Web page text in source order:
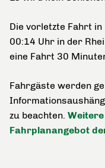
Die vorletzte Fahrt
00:14 Uhr in der
eine Fahrt 30
Fahrgäste werden
zu beachten.
Fahrplanangebot